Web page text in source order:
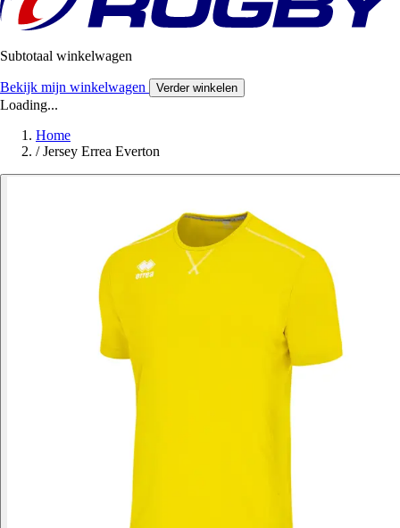
Subtotaal winkelwagen
Bekijk mijn winkelwagen Verder winkelen
Loading...
Home
/ Jersey Errea Everton